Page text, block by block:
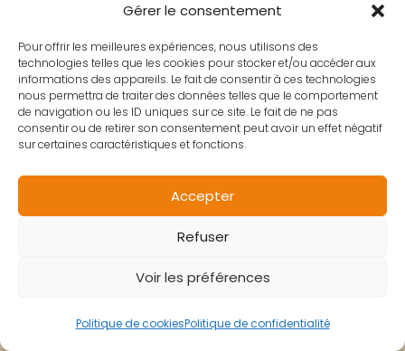
Gérer le consentement
Pour offrir les meilleures expériences, nous utilisons des
technologies telles que les cookies pour stocker et/ou accéder aux
informations des appareils. Le fait de consentir à ces technologies
nous permettra de traiter des données telles que le comportement
de navigation ou les ID uniques sur ce site. Le fait de ne pas
consentir ou de retirer son consentement peut avoir un effet négatif
sur certaines caractéristiques et fonctions.
Accepter
Refuser
Voir les préférences
Politique de cookiesPolitique de confidentialité
LEVIER EMBRAYAGE
BETA RR